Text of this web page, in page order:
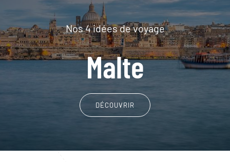
Nos 4 idées de voyage
Malte
DÉCOUVRIR